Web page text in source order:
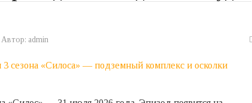
Автор: admin